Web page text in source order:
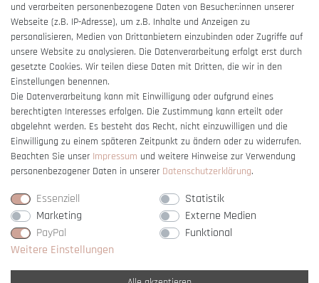
Impressum
Barrierefreiheitserklärung
Vertrag widerrufen
und verarbeiten personenbezogene Daten von Besucher:innen unserer
Webseite (z.B. IP-Adresse), um z.B. Inhalte und Anzeigen zu
personalisieren, Medien von Drittanbietern einzubinden oder Zugriffe auf
unsere Website zu analysieren. Die Datenverarbeitung erfolgt erst durch
gesetzte Cookies. Wir teilen diese Daten mit Dritten, die wir in den
Einstellungen benennen.
Die Datenverarbeitung kann mit Einwilligung oder aufgrund eines
berechtigten Interesses erfolgen. Die Zustimmung kann erteilt oder
abgelehnt werden. Es besteht das Recht, nicht einzuwilligen und die
Einwilligung zu einem späteren Zeitpunkt zu ändern oder zu widerrufen.
Beachten Sie unser Impressum und weitere Hinweise zur Verwendung
personenbezogener Daten in unserer Daten­schutz­erklärung.
Essenziell
Statistik
Marketing
Externe Medien
PayPal
Funktional
Weitere Einstellungen